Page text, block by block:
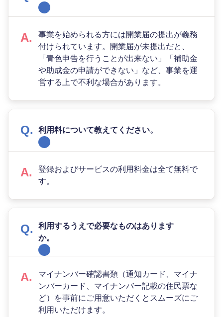
事業を始められる方には開業届の提出が義務
付けられています。開業届が未提出だと、
「青色申告を行うことが出来ない」「補助金
や助成金の申請ができない」など、事業を運
営する上で不利な場合があります。
利用料について教えてください。
登録およびサービスの利用料金は全て無料で
す。
利用するうえで必要なものはあります
か。
マイナンバー確認書類（通知カード、マイナ
ンバーカード、マイナンバー記載の住民票な
ど）を事前にご用意いただくとスムーズにご
利用いただけます。